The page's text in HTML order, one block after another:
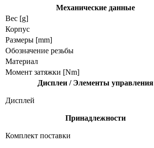
Механические данные
Вес [g]
Корпус
Размеры [mm]
Обозначение резьбы
Материал
Момент затяжки [Nm]
Дисплеи / Элементы управления
Дисплей
Принадлежности
Комплект поставки